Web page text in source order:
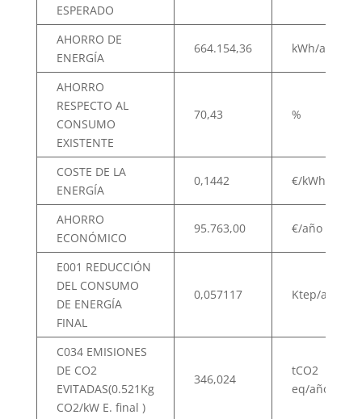
ESPERADO
AHORRO DE
ENERGÍA
664.154,36 kWh/año
AHORRO
RESPECTO AL
CONSUMO
EXISTENTE
70,43 %
COSTE DE LA
ENERGÍA
0,1442 €/kWh
AHORRO
ECONÓMICO
95.763,00 €/año
E001 REDUCCIÓN
DEL CONSUMO
DE ENERGÍA
FINAL
0,057117 Ktep/año
C034 EMISIONES
DE CO2
EVITADAS(0.521Kg
CO2/kW E. final )
346,024
tCO2
eq/año